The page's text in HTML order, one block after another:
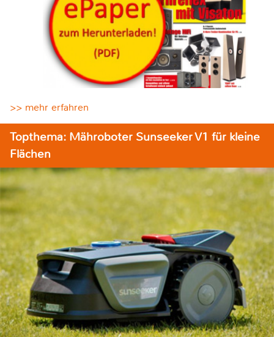
>> mehr erfahren
Topthema: Mähroboter Sunseeker V1 für kleine
Flächen